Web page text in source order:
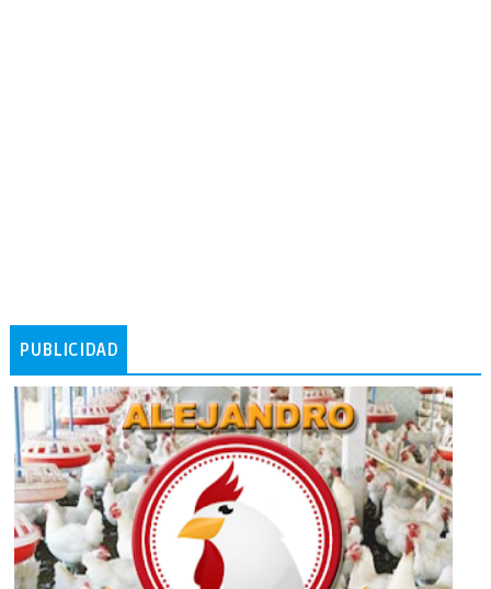
PUBLICIDAD